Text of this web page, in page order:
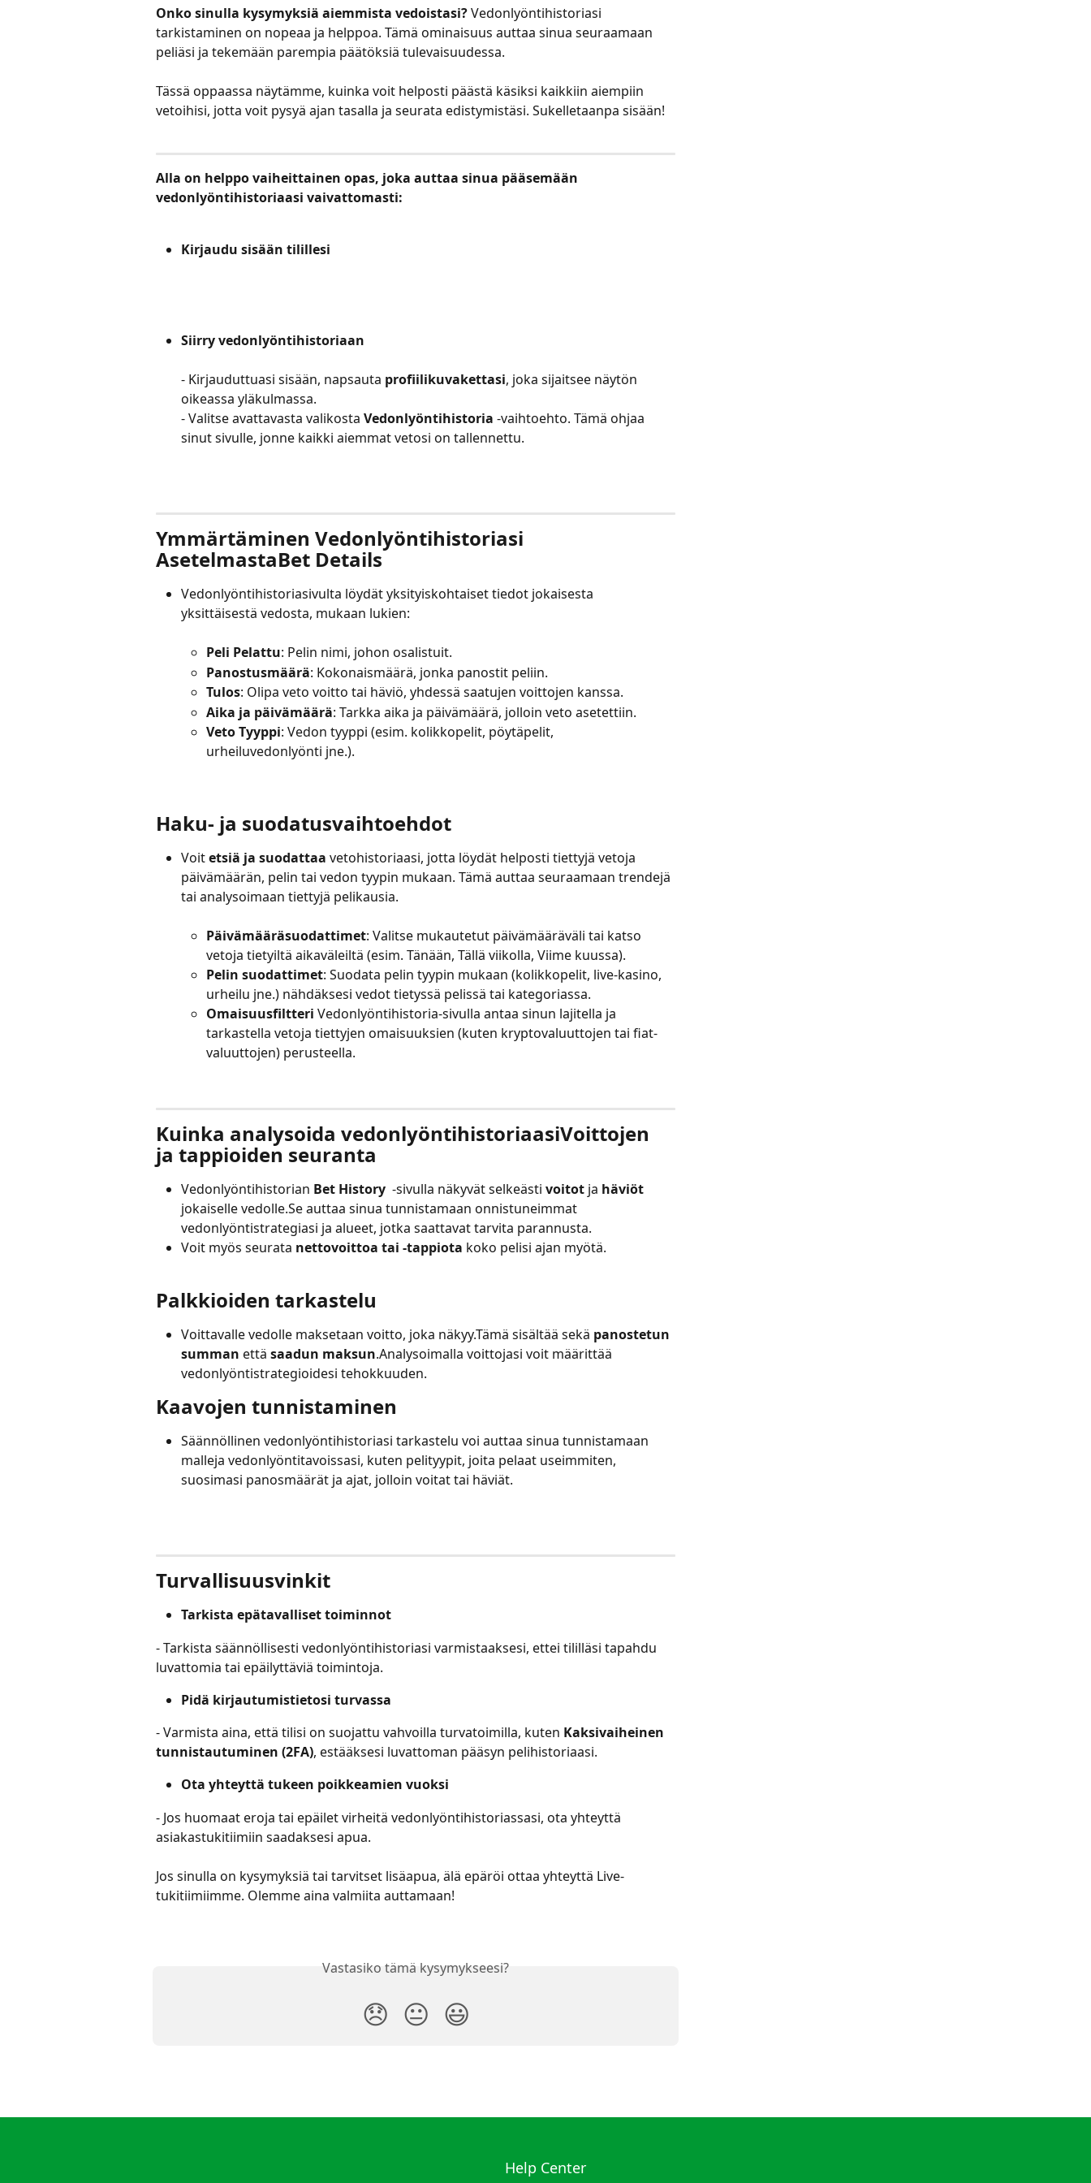
Onko sinulla kysymyksiä aiemmista vedoistasi? Vedonlyöntihistoriasi
tarkistaminen on nopeaa ja helppoa. Tämä ominaisuus auttaa sinua seuraamaan
peliäsi ja tekemään parempia päätöksiä tulevaisuudessa.
Tässä oppaassa näytämme, kuinka voit helposti päästä käsiksi kaikkiin aiempiin
vetoihisi, jotta voit pysyä ajan tasalla ja seurata edistymistäsi. Sukelletaanpa sisään!
Alla on helppo vaiheittainen opas, joka auttaa sinua pääsemään
vedonlyöntihistoriaasi vaivattomasti:
Kirjaudu sisään tilillesi
Siirry vedonlyöntihistoriaan
- Kirjauduttuasi sisään, napsauta profiilikuvakettasi, joka sijaitsee näytön
oikeassa yläkulmassa.
- Valitse avattavasta valikosta Vedonlyöntihistoria -vaihtoehto. Tämä ohjaa
sinut sivulle, jonne kaikki aiemmat vetosi on tallennettu.
Ymmärtäminen Vedonlyöntihistoriasi
AsetelmastaBet Details
Vedonlyöntihistoriasivulta löydät yksityiskohtaiset tiedot jokaisesta
yksittäisestä vedosta, mukaan lukien:
Peli Pelattu: Pelin nimi, johon osalistuit.
Panostusmäärä: Kokonaismäärä, jonka panostit peliin.
Tulos: Olipa veto voitto tai häviö, yhdessä saatujen voittojen kanssa.
Aika ja päivämäärä: Tarkka aika ja päivämäärä, jolloin veto asetettiin.
Veto Tyyppi: Vedon tyyppi (esim. kolikkopelit, pöytäpelit,
urheiluvedonlyönti jne.).
Haku- ja suodatusvaihtoehdot
Voit etsiä ja suodattaa vetohistoriaasi, jotta löydät helposti tiettyjä vetoja
päivämäärän, pelin tai vedon tyypin mukaan. Tämä auttaa seuraamaan trendejä
tai analysoimaan tiettyjä pelikausia.
Päivämääräsuodattimet: Valitse mukautetut päivämääräväli tai katso
vetoja tietyiltä aikaväleiltä (esim. Tänään, Tällä viikolla, Viime kuussa).
Pelin suodattimet: Suodata pelin tyypin mukaan (kolikkopelit, live-kasino,
urheilu jne.) nähdäksesi vedot tietyssä pelissä tai kategoriassa.
Omaisuusfiltteri Vedonlyöntihistoria-sivulla antaa sinun lajitella ja
tarkastella vetoja tiettyjen omaisuuksien (kuten kryptovaluuttojen tai fiat-
valuuttojen) perusteella.
Kuinka analysoida vedonlyöntihistoriaasiVoittojen
ja tappioiden seuranta
Vedonlyöntihistorian Bet History -sivulla näkyvät selkeästi voitot ja häviöt
jokaiselle vedolle.Se auttaa sinua tunnistamaan onnistuneimmat
vedonlyöntistrategiasi ja alueet, jotka saattavat tarvita parannusta.
Voit myös seurata nettovoittoa tai -tappiota koko pelisi ajan myötä.
Palkkioiden tarkastelu
Voittavalle vedolle maksetaan voitto, joka näkyy.Tämä sisältää sekä panostetun
summan että saadun maksun.Analysoimalla voittojasi voit määrittää
vedonlyöntistrategioidesi tehokkuuden.
Kaavojen tunnistaminen
Säännöllinen vedonlyöntihistoriasi tarkastelu voi auttaa sinua tunnistamaan
malleja vedonlyöntitavoissasi, kuten pelityypit, joita pelaat useimmiten,
suosimasi panosmäärät ja ajat, jolloin voitat tai häviät.
Turvallisuusvinkit
Tarkista epätavalliset toiminnot
- Tarkista säännöllisesti vedonlyöntihistoriasi varmistaaksesi, ettei tililläsi tapahdu
luvattomia tai epäilyttäviä toimintoja.
Pidä kirjautumistietosi turvassa
- Varmista aina, että tilisi on suojattu vahvoilla turvatoimilla, kuten Kaksivaiheinen
tunnistautuminen (2FA), estääksesi luvattoman pääsyn pelihistoriaasi.
Ota yhteyttä tukeen poikkeamien vuoksi
- Jos huomaat eroja tai epäilet virheitä vedonlyöntihistoriassasi, ota yhteyttä
asiakastukitiimiin saadaksesi apua.
Jos sinulla on kysymyksiä tai tarvitset lisäapua, älä epäröi ottaa yhteyttä Live-
tukitiimiimme. Olemme aina valmiita auttamaan!
Vastasiko tämä kysymykseesi?
😞 😐 😃
Help Center